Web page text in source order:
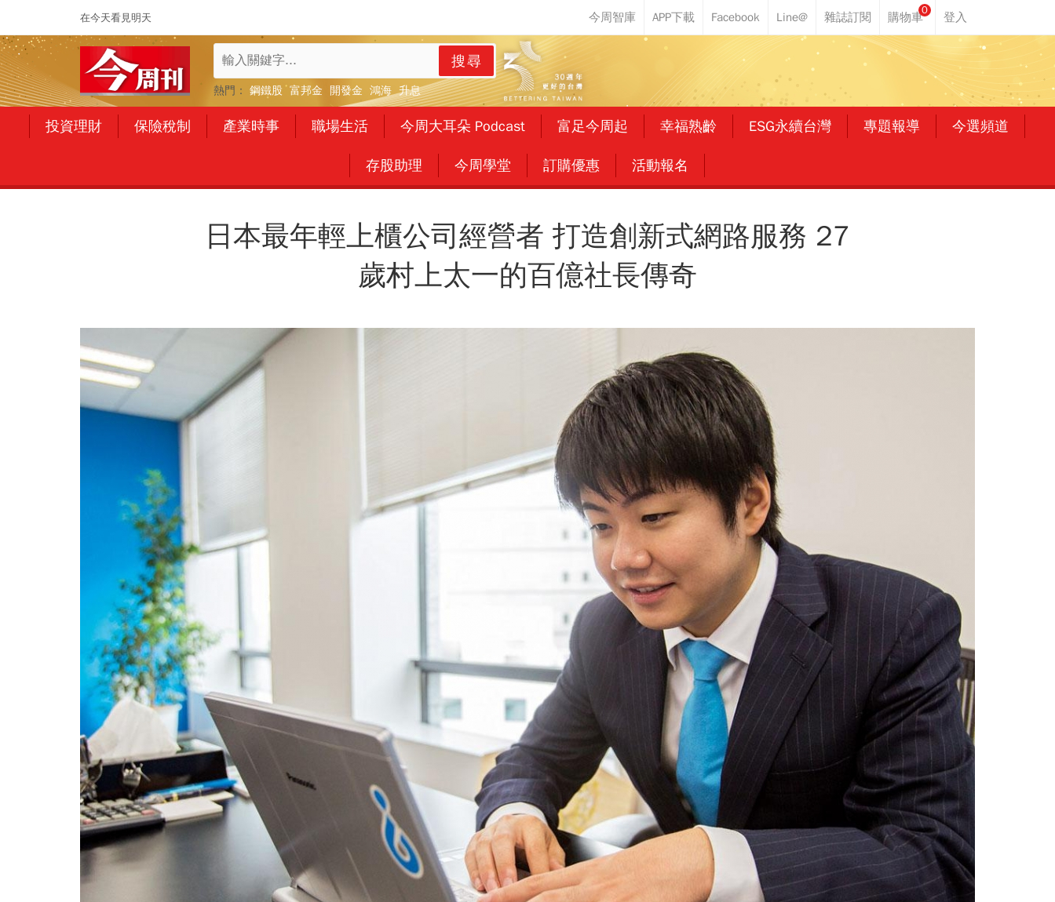
在今天看見明天
0
搜尋
熱門： 鋼鐵股 富邦金 開發金 鴻海 升息
投資理財 保險稅制 產業時事 職場生活 今周大耳朵 Podcast 富足今周起 幸福熟齡 ESG永續台灣 專題報導 今選頻道
存股助理 今周學堂 訂購優惠 活動報名
日本最年輕上櫃公司經營者 打造創新式網路服務 27
歲村上太一的百億社長傳奇